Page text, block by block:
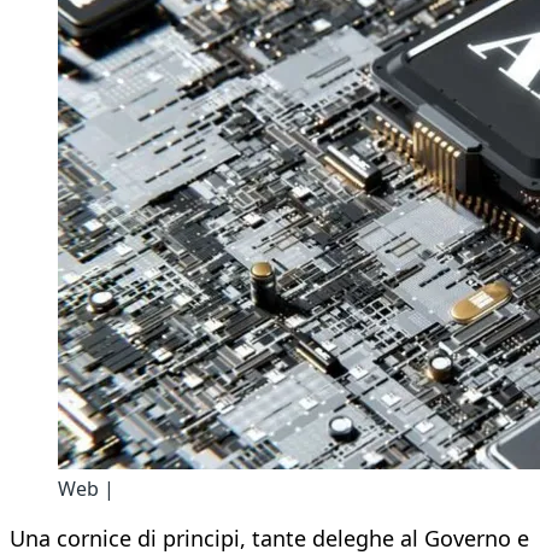
Web |
Una cornice di principi, tante deleghe al Governo e